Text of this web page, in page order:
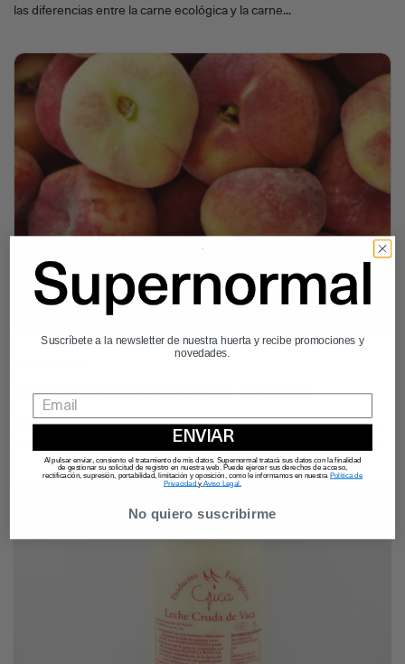
las diferencias entre la carne ecológica y la carne...
Vuelven las frutas más jugosas del verano
Melocotones, cerezas, nectarinas… Las frutas que saben a verano,
cultivadas como toca: con mimo, en temporada y con mucho sabor.
Suscríbete a la newsletter de nuestra huerta y recibe promociones y
novedades.
ENVIAR
Al pulsar enviar, consiento el tratamiento de mis datos. Supernormal tratará sus datos con la finalidad
de gestionar su solicitud de registro en nuestra web. Puede ejercer sus derechos de acceso,
rectificación, supresión, portabilidad, limitación y oposición, como le informamos en nuestra Política de
Privacidady Aviso Legal.
No quiero suscribirme